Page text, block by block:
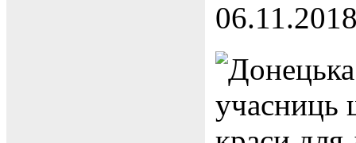
учасниць